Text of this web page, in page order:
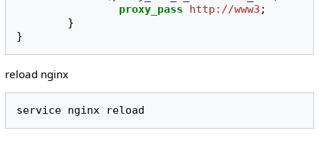
proxy_pass
http://www3 ;
}
}
reload nginx